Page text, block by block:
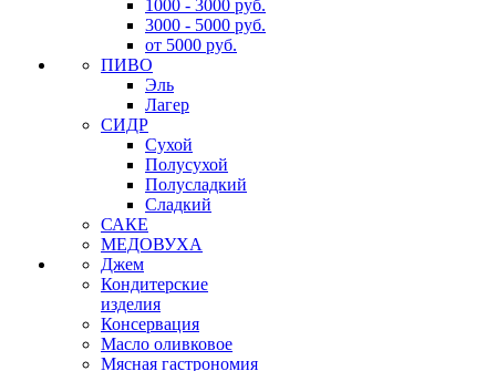
1000 - 3000 руб.
3000 - 5000 руб.
от 5000 руб.
ПИВО
Эль
Лагер
СИДР
Сухой
Полусухой
Полусладкий
Сладкий
САКЕ
МЕДОВУХА
Джем
Кондитерские
изделия
Консервация
Масло оливковое
Мясная гастрономия